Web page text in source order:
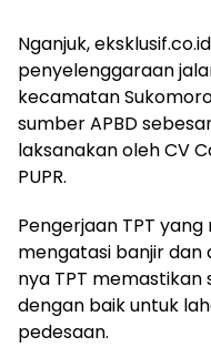
Nganjuk,
penyelenggaraan
kecamatan
sumber APBD
laksanakan oleh CV
PUPR.
Pengerjaan TPT
mengatasi banjir dan
nya TPT
dengan baik untuk
pedesaan.